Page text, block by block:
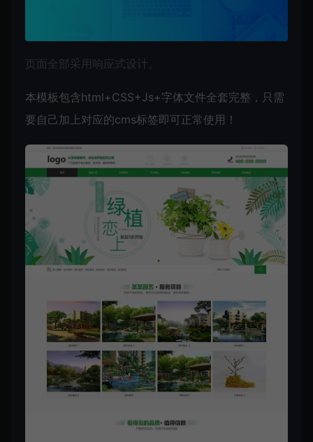
页面全部采用响应式设计。
本模板包含html+CSS+Js+字体文件全套完整，只需
要自己加上对应的cms标签即可正常使用！